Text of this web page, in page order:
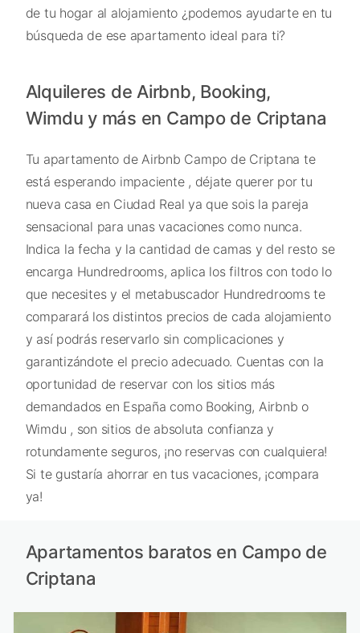
de tu hogar al alojamiento ¿podemos ayudarte en tu
búsqueda de ese apartamento ideal para ti?
Alquileres de Airbnb, Booking,
Wimdu y más en Campo de Criptana
Tu apartamento de Airbnb Campo de Criptana te
está esperando impaciente , déjate querer por tu
nueva casa en Ciudad Real ya que sois la pareja
sensacional para unas vacaciones como nunca.
Indica la fecha y la cantidad de camas y del resto se
encarga Hundredrooms, aplica los filtros con todo lo
que necesites y el metabuscador Hundredrooms te
comparará los distintos precios de cada alojamiento
y así podrás reservarlo sin complicaciones y
garantizándote el precio adecuado. Cuentas con la
oportunidad de reservar con los sitios más
demandados en España como Booking, Airbnb o
Wimdu , son sitios de absoluta confianza y
rotundamente seguros, ¡no reservas con cualquiera!
Si te gustaría ahorrar en tus vacaciones, ¡compara
ya!
Apartamentos baratos en Campo de
Criptana